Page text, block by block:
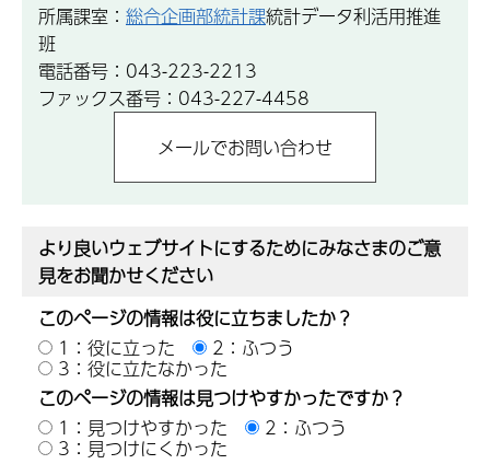
所属課室： 総合企画部統計課統計データ利活用推進
班
電話番号：043-223-2213
ファックス番号：043-227-4458
より良いウェブサイトにするためにみなさまのご意
見をお聞かせください
このページの情報は役に立ちましたか？
1：役に立った
2：ふつう
3：役に立たなかった
このページの情報は見つけやすかったですか？
1：見つけやすかった
2：ふつう
3：見つけにくかった